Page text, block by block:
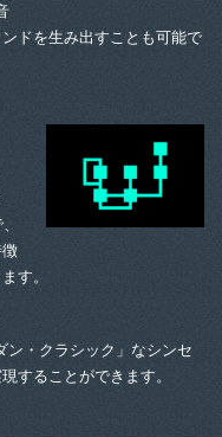
ドを生み出すことも可能で
す。
ン・クラシック」なシンセ
することができます。